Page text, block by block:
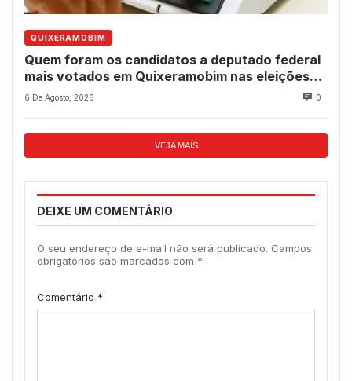
QUIXERAMOBIM
Quem foram os candidatos a deputado federal
mais votados em Quixeramobim nas eleições
de 2022?
6 De Agosto, 2026 0
VEJA MAIS
DEIXE UM COMENTÁRIO
O seu endereço de e-mail não será publicado. Campos
obrigatórios são marcados com *
Comentário *